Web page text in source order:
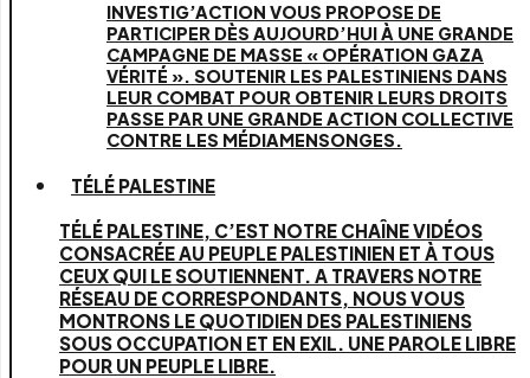
INVESTIG’ACTION VOUS PROPOSE DE
PARTICIPER DÈS AUJOURD’HUI À UNE GRANDE
CAMPAGNE DE MASSE « OPÉRATION GAZA
VÉRITÉ ». SOUTENIR LES PALESTINIENS DANS
LEUR COMBAT POUR OBTENIR LEURS DROITS
PASSE PAR UNE GRANDE ACTION COLLECTIVE
CONTRE LES MÉDIAMENSONGES.
TÉLÉ PALESTINE
TÉLÉ PALESTINE, C’EST NOTRE CHAÎNE VIDÉOS
CONSACRÉE AU PEUPLE PALESTINIEN ET À TOUS
CEUX QUI LE SOUTIENNENT. A TRAVERS NOTRE
RÉSEAU DE CORRESPONDANTS, NOUS VOUS
MONTRONS LE QUOTIDIEN DES PALESTINIENS
SOUS OCCUPATION ET EN EXIL. UNE PAROLE LIBRE
POUR UN PEUPLE LIBRE.